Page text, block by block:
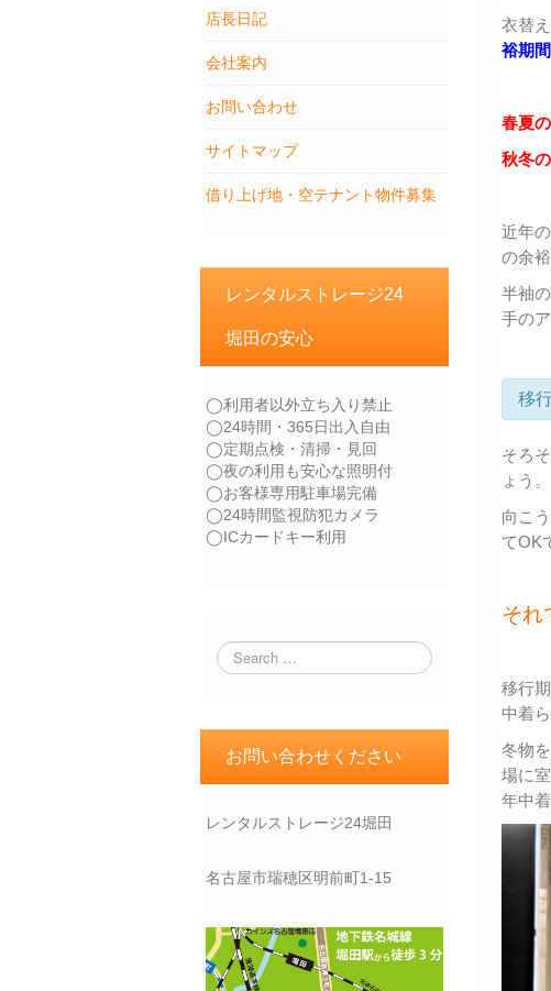
店長日記
会社案内
お問い合わせ
サイトマップ
借り上げ地・空テナント物件募集
レンタルストレージ24
堀田の安心
◯利用者以外立ち入り禁止
◯24時間・365日出入自由
◯定期点検・清掃・見回
◯夜の利用も安心な照明付
◯お客様専用駐車場完備
◯24時間監視防犯カメラ
◯ICカードキー利用
お問い合わせください
レンタルストレージ24堀田
名古屋市瑞穂区明前町1-15
衣替
裕期間
春夏
秋冬
近年
の余
半袖
手の
移
そろ
ょう。
向こ
てOK
それ
移行
中着
冬物
場に
年中